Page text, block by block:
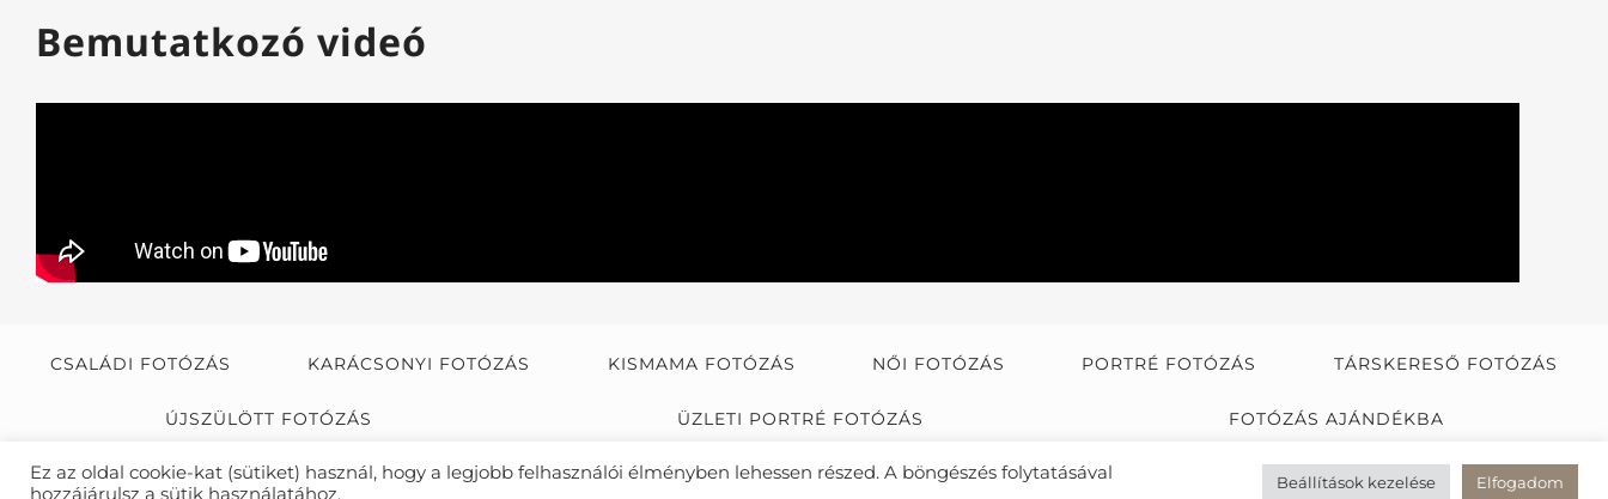
Bemutatkozó videó
CSALÁDI FOTÓZÁS KARÁCSONYI FOTÓZÁS KISMAMA FOTÓZÁS NŐI FOTÓZÁS PORTRÉ FOTÓZÁS TÁRSKERESŐ FOTÓZÁS
ÚJSZÜLÖTT FOTÓZÁS ÜZLETI PORTRÉ FOTÓZÁS FOTÓZÁS AJÁNDÉKBA
COPYRIGHT FÖLDES KATALIN 2013-2026. MINDEN JOG FENNTARTVA
Ez az oldal cookie-kat (sütiket) használ, hogy a legjobb felhasználói élményben lehessen részed. A böngészés folytatásával
hozzájárulsz a sütik használatához.
Beállítások kezelése Elfogadom